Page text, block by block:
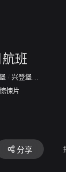
班
/ 兴登堡遇难记
惊悚片
分享